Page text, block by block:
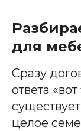
для
Сразу
ответа
целое